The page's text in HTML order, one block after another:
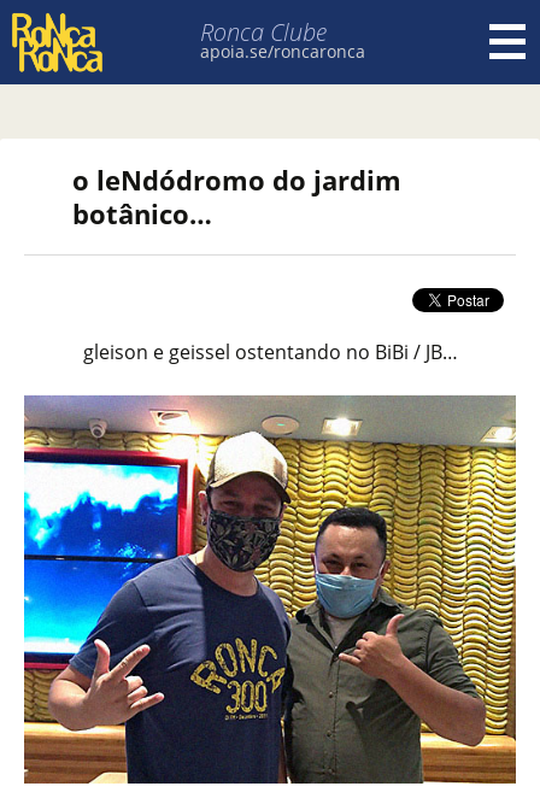
Ronca Clube
apoia.se/roncaronca
o leNdódromo do jardim
botânico…
gleison e geissel ostentando no BiBi / JB…